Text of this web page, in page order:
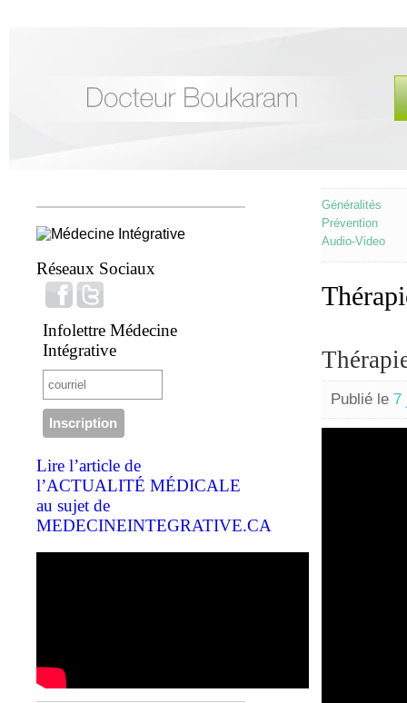
Réseaux Sociaux
Infolettre Médecine
Intégrative
Lire l’article de
l’ACTUALITÉ MÉDICALE
au sujet de
MEDECINEINTEGRATIVE.CA
Généralités
Prévention
Audio-Video
Publié le 7